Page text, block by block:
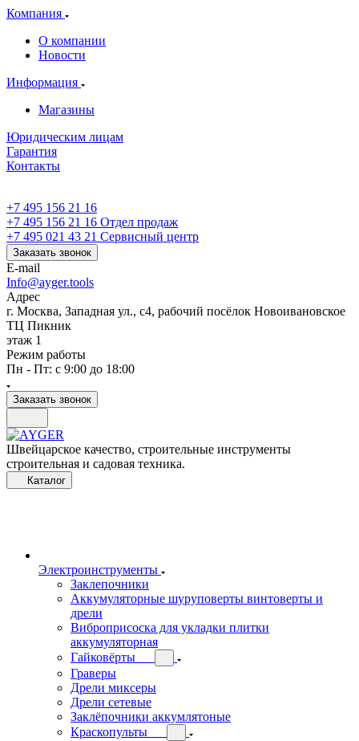
Компания
О компании
Новости
Информация
Магазины
Юридическим лицам
Гарантия
Контакты
+7 495 156 21 16
+7 495 156 21 16 Отдел продаж
+7 495 021 43 21 Cервисный центр
Заказать звонок
E-mail
Info@ayger.tools
Адрес
г. Москва, Западная ул., с4, рабочий посёлок Новоивановское
ТЦ Пикник
этаж 1
Режим работы
Пн - Пт: с 9:00 до 18:00
Заказать звонок
Швейцарское качество, строительные инструменты
строительная и садовая техника.
Каталог
Электроинструменты
Заклепочники
Аккумуляторные шуруповерты винтоверты и
дрели
Виброприсоска для укладки плитки
аккумуляторная
Гайковёрты
Граверы
Дрели миксеры
Дрели сетевые
Заклёпочники аккумлятоные
Краскопульты